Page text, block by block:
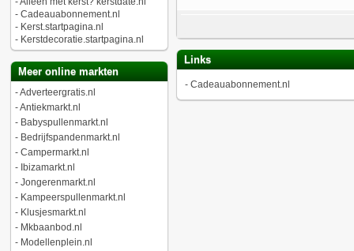
- Cadeauabonnement.nl
- Kerst.startpagina.nl
- Kerstdecoratie.startpagina.nl
Meer online markten
-Adverteergratis.nl
-Antiekmarkt.nl
- Babyspullenmarkt.nl
- Bedrijfspandenmarkt.nl
- Campermarkt.nl
- Ibizamarkt.nl
- Jongerenmarkt.nl
- Kampeerspullenmarkt.nl
- Klusjesmarkt.nl
- Mkbaanbod.nl
- Modellenplein.nl
Links
- Cadeauabonnement.nl